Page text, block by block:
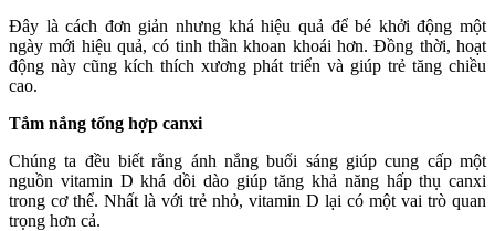
Đây là cách đơn giản nhưng khá hiệu quả để bé khởi động một
ngày mới hiệu quả, có tinh thần khoan khoái hơn. Đồng thời, hoạt
động này cũng kích thích xương phát triển và giúp trẻ tăng chiều
cao.
Tắm nắng tổng hợp canxi
Chúng ta đều biết rằng ánh nắng buổi sáng giúp cung cấp một
nguồn vitamin D khá dồi dào giúp tăng khả năng hấp thụ canxi
trong cơ thể. Nhất là với trẻ nhỏ, vitamin D lại có một vai trò quan
trọng hơn cả.